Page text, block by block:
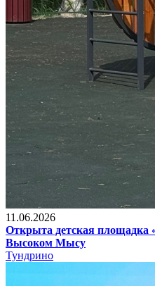
11.06.2026
Открыта детская площадка
Высоком Мысу
Тундрино